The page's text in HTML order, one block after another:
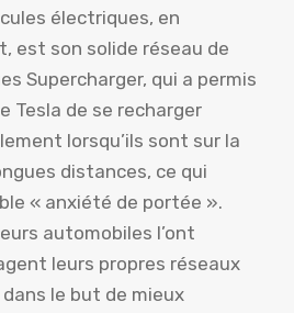
électriques, en
est son solide réseau de
Supercharger, qui a permis
Tesla de se recharger
lorsqu’ils sont sur la
distances, ce qui
« anxiété de portée ».
automobiles l’ont
leurs propres réseaux
le but de mieux